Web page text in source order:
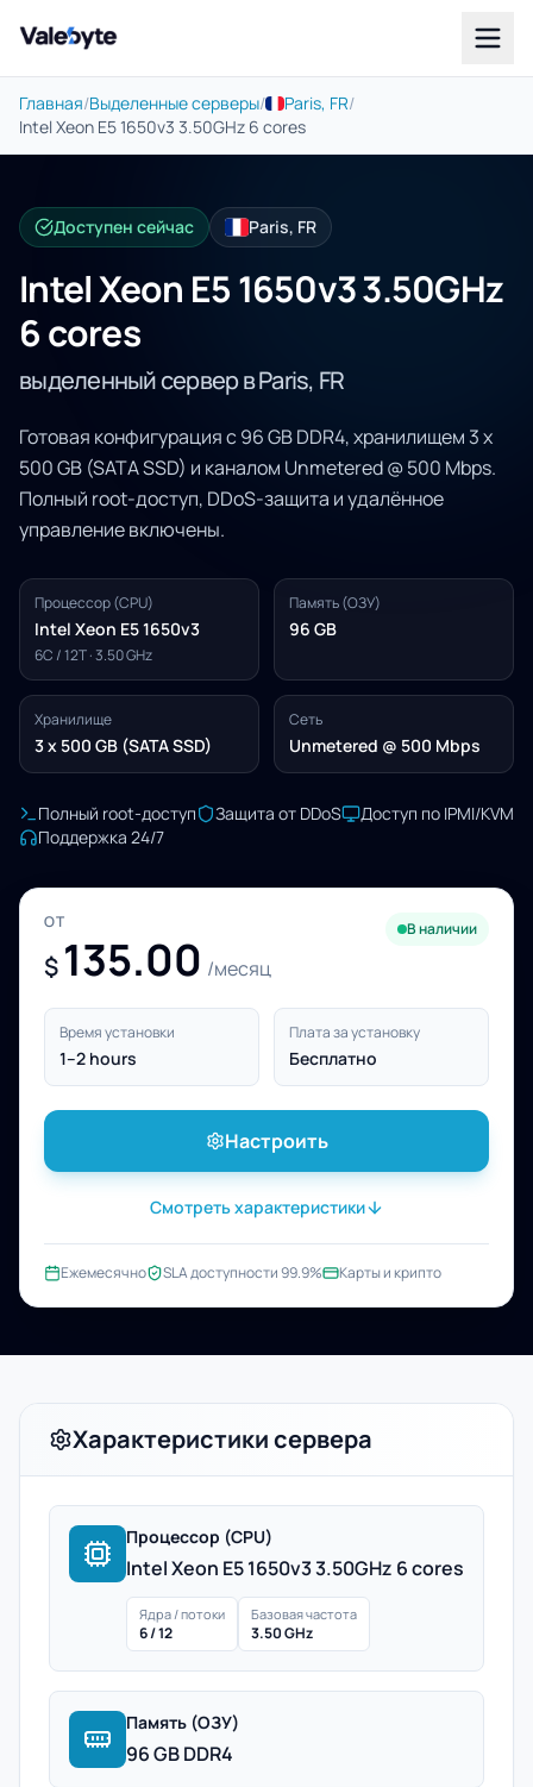
Valebyte
Главная/Выделенные серверы/ Paris, FR/
Intel Xeon E5 1650v3 3.50GHz 6 cores
Доступен сейчас Paris, FR
Intel Xeon E5 1650v3 3.50GHz
6 cores
выделенный сервер в Paris, FR
Готовая конфигурация с 96 GB DDR4, хранилищем 3 x
500 GB (SATA SSD) и каналом Unmetered @ 500 Mbps.
Полный root-доступ, DDoS-защита и удалённое
управление включены.
Процессор (CPU)
Intel Xeon E5 1650v3
6C / 12T · 3.50 GHz
Память (ОЗУ)
96 GB
Хранилище
3 x 500 GB (SATA SSD)
Сеть
Unmetered @ 500 Mbps
Полный root-доступ Защита от DDoS
Доступ по IPMI/KVM
Поддержка 24/7
ОТ
$ 135.00 /месяц
В наличии
Время установки
1–2 hours
Плата за установку
Бесплатно
Настроить
Смотреть характеристики
Ежемесячно SLA доступности 99.9% Карты и крипто
Характеристики сервера
Процессор (CPU)
Intel Xeon E5 1650v3 3.50GHz 6 cores
Ядра / потоки
6 / 12
Базовая частота
3.50 GHz
Память (ОЗУ)
96 GB DDR4